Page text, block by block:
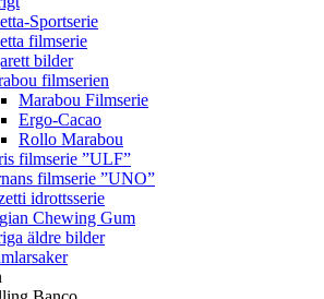
Sportserie
filmserie
bilder
filmserien
Marabou Filmserie
Ergo-Cacao
Rollo Marabou
filmserie ”ULF”
filmserie ”UNO”
idrottsserie
Chewing Gum
äldre bilder